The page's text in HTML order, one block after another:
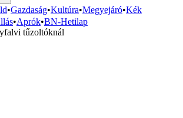
•Gazdaság•Kultúra•Megyejáró•Kék
•Aprók•BN-Hetilap
tűzoltóknál